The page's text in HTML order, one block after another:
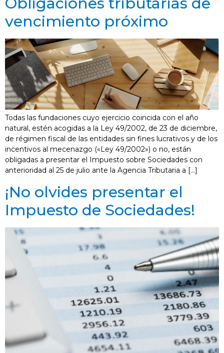
vencimiento próximo
Todas las fundaciones cuyo ejercicio coincida con el año
natural, estén acogidas a la Ley 49/2002, de 23 de diciembre,
de régimen fiscal de las entidades sin fines lucrativos y de los
incentivos al mecenazgo («Ley 49/2002») o no, están
obligadas a presentar el Impuesto sobre Sociedades con
anterioridad al 25 de julio ante la Agencia Tributaria a […]
¡No olvides presentar el
Impuesto de Sociedades!